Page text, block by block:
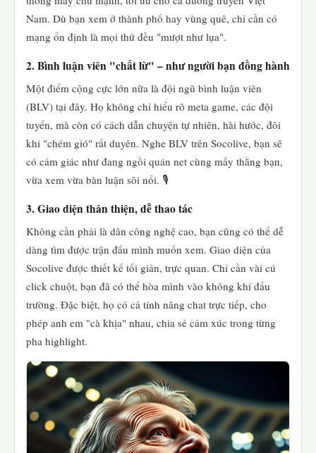
Nam. Dù bạn xem ở thành phố hay vùng quê, chỉ cần có
mạng ổn định là mọi thứ đều "mượt như lụa".
2. Bình luận viên "chất lừ" – như người bạn đồng hành
Một điểm cộng cực lớn nữa là đội ngũ bình luận viên
(BLV) tại đây. Họ không chỉ hiểu rõ meta game, các đội
tuyển, mà còn có cách dẫn chuyện tự nhiên, hài hước, đôi
khi "chém gió" rất duyên. Nghe BLV trên Socolive, bạn sẽ
có cảm giác như đang ngồi quán net cùng mấy thằng bạn,
vừa xem vừa bàn luận sôi nổi. 🎙️
3. Giao diện thân thiện, dễ thao tác
Không cần phải là dân công nghệ cao, bạn cũng có thể dễ
dàng tìm được trận đấu mình muốn xem. Giao diện của
Socolive được thiết kế tối giản, trực quan. Chỉ cần vài cú
click chuột, bạn đã có thể hòa mình vào không khí đấu
trường. Đặc biệt, họ có cả tính năng chat trực tiếp, cho
phép anh em "cà khịa" nhau, chia sẻ cảm xúc trong từng
pha highlight.